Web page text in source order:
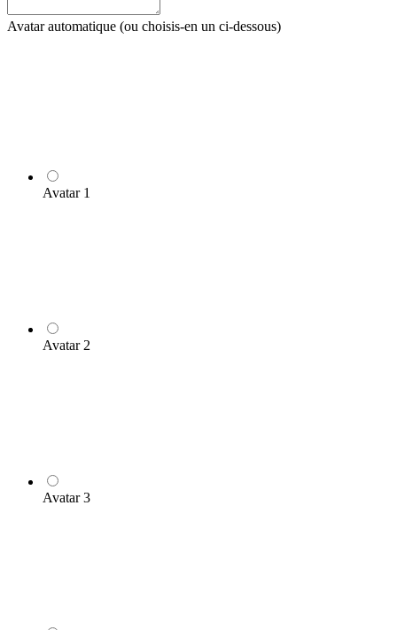
Avatar automatique (ou choisis-en un ci-dessous)
Avatar 1
Avatar 2
Avatar 3